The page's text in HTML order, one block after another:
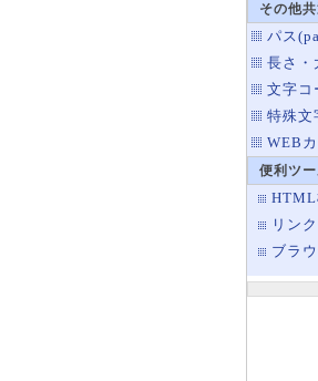
その他
パス
長さ・
文字コ
特殊文
WEB
便利ツ
HTML
リン
ブラ